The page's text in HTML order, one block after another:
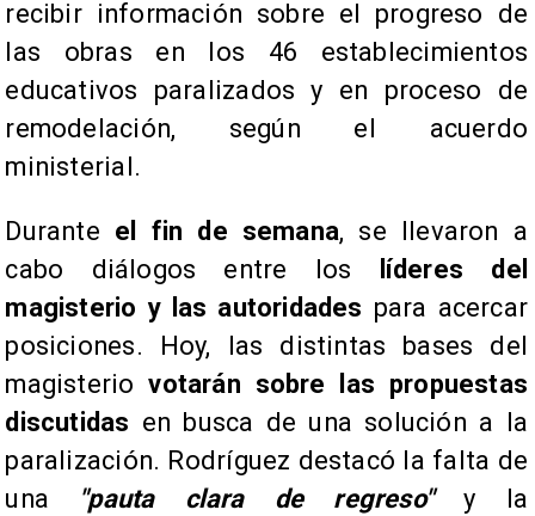
recibir información sobre el progreso de
las obras en los 46 establecimientos
educativos paralizados y en proceso de
remodelación, según el acuerdo
ministerial.
​Durante el fin de semana, se llevaron a
cabo diálogos entre los
líderes del
magisterio y las autoridades para acercar
posiciones. Hoy, las distintas bases del
magisteriovotarán sobre las propuestas
discutidas en busca de una solución a la
paralización. Rodríguez destacó la falta de
una
"pauta clara de regreso"y la